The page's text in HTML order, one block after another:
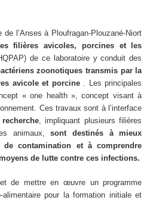
l’Anses à Ploufragan-Plouzané-Niort
filières avicoles, porcines et les
de ce laboratoire y conduit des
zoonotiques transmis par la
avicole et porcine. Les principales
« one health », concept visant à
Ces travaux sont à l’interface
, impliquant plusieurs filières
animaux,sont destinés à mieux
contamination et à comprendre
de lutte contre ces infections.
de mettre en œuvre un programme
alimentaire pour la formation initiale et